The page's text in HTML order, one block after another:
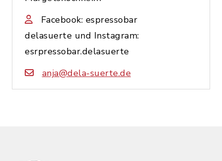
Facebook: espressobar
delasuerte und Instagram:
esrpressobar.delasuerte
anja@dela-suerte.de